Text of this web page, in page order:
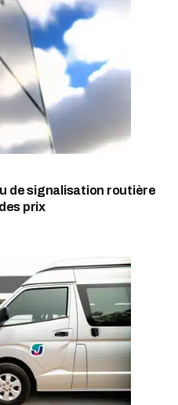
de signalisation routière
prix